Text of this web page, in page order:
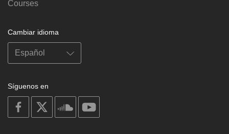
Courses
Cambiar idioma
Síguenos en
on
facebook
soundcloud